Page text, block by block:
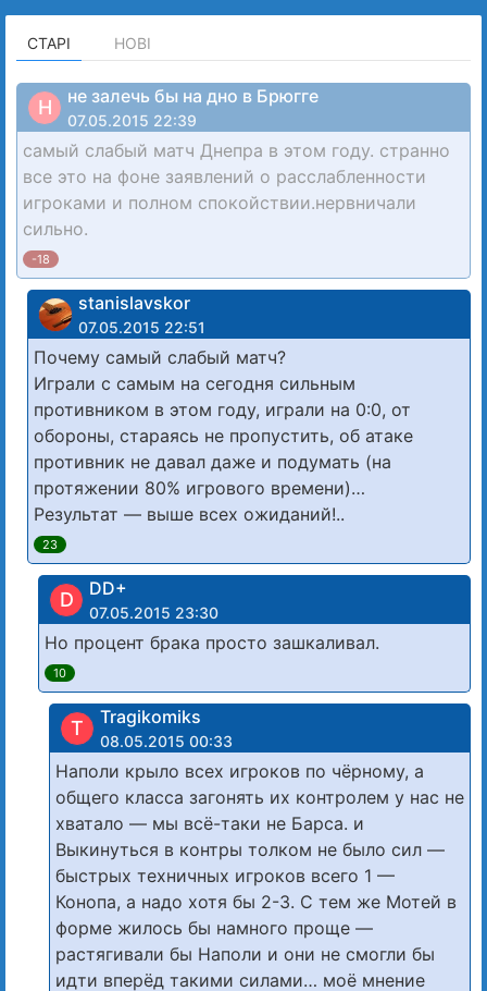
СТАРІ НОВІ
Н не залечь бы на дно в Брюгге
07.05.2015 22:39
самый слабый матч Днепра в этом году. странно
все это на фоне заявлений о расслабленности
игроками и полном спокойствии.нервничали
сильно.
-18
stanislavskor
07.05.2015 22:51
Почему самый слабый матч?
Играли с самым на сегодня сильным
противником в этом году, играли на 0:0, от
обороны, стараясь не пропустить, об атаке
противник не давал даже и подумать (на
протяжении 80% игрового времени)…
Результат — выше всех ожиданий!..
23
D DD+
07.05.2015 23:30
Но процент брака просто зашкаливал.
10
T Tragikomiks
08.05.2015 00:33
Наполи крыло всех игроков по чёрному, а
общего класса загонять их контролем у нас не
хватало — мы всё-таки не Барса. и
Выкинуться в контры толком не было сил —
быстрых техничных игроков всего 1 —
Конопа, а надо хотя бы 2-3. С тем же Мотей в
форме жилось бы намного проще —
растягивали бы Наполи и они не смогли бы
идти вперёд такими силами… моё мнение